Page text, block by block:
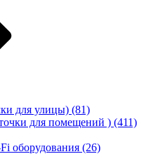
для улицы) (81)
для помещений ) (411)
оборудования (26)